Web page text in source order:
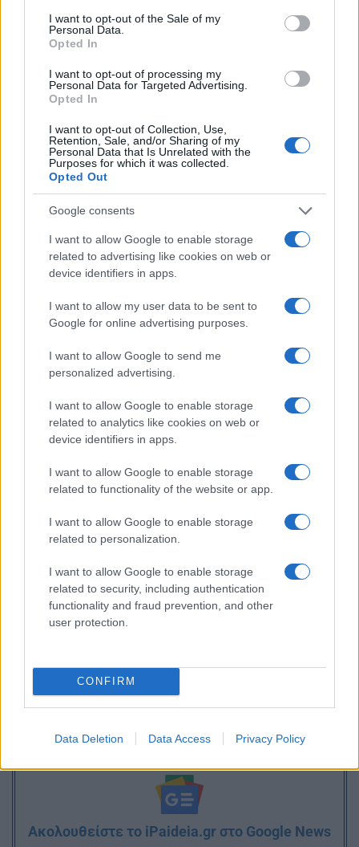
consent section.
I want to opt-out of the Sale of my
Personal Data.
Opted In
I want to opt-out of processing my
Personal Data for Targeted Advertising.
Opted In
I want to opt-out of Collection, Use,
Retention, Sale, and/or Sharing of my
Personal Data that Is Unrelated with the
Purposes for which it was collected.
Opted Out
Google consents
I want to allow Google to enable storage
related to advertising like cookies on web or
device identifiers in apps.
I want to allow my user data to be sent to
Google for online advertising purposes.
I want to allow Google to send me
personalized advertising.
I want to allow Google to enable storage
related to analytics like cookies on web or
device identifiers in apps.
I want to allow Google to enable storage
related to functionality of the website or app.
I want to allow Google to enable storage
related to personalization.
I want to allow Google to enable storage
related to security, including authentication
functionality and fraud prevention, and other
user protection.
CONFIRM
Data Deletion Data Access Privacy Policy
Πανελλήνιες 2019: Τι αλλάζει στα εξεταζόμενα
μαθήματα
Πανελλήνιες 2019: Διδακτέα ύλη ΕΠΑΛ Ναυτιλιακών
Ακολουθείστε το iPaideia.gr στο Google News